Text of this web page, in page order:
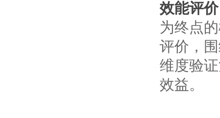
效能评
为终点
评价，
维度验
效益。